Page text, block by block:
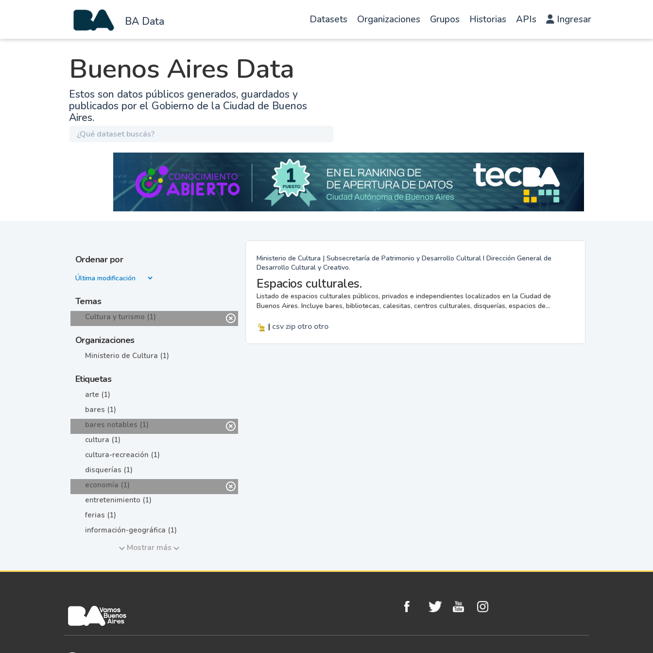
BA Data Datasets Organizaciones Grupos Historias APIs Ingresar
Buenos Aires Data
Estos son datos públicos generados, guardados y
publicados por el Gobierno de la Ciudad de Buenos
Aires.
Ordenar por
Temas
Cultura y turismo (1)
Organizaciones
Ministerio de Cultura (1)
Etiquetas
arte (1)
bares (1)
bares notables (1)
cultura (1)
cultura-recreación (1)
disquerías (1)
economía (1)
entretenimiento (1)
ferias (1)
información-geográfica (1)
Mostrar más
Ministerio de Cultura | Subsecretaría de Patrimonio y Desarrollo Cultural I Dirección General de
Desarrollo Cultural y Creativo.
Espacios culturales.
Listado de espacios culturales públicos, privados e independientes localizados en la Ciudad de
Buenos Aires. Incluye bares, bibliotecas, calesitas, centros culturales, disquerías, espacios de...
| csvzip otro otro